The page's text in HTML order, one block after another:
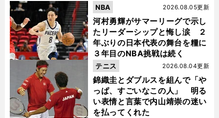
河村勇輝がサマーリーグで示し
たリーダーシップと悔し涙 ２
年ぶりの日本代表の舞台を糧に
３年目のNBA挑戦は続く
2026.08.05更新
NBA
錦織圭とダブルスを組んで「や
っぱ、すごいなこの人」 明る
い表情と言葉で内山靖崇の迷い
を払ってくれた
2026.08.04更新
テニス